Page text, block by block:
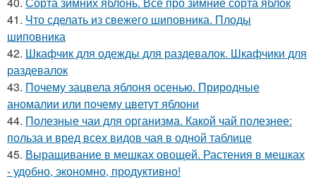
41. Что сделать из свежего шиповника. Плоды
шиповника
42. Шкафчик для одежды для раздевалок. Шкафчики для
раздевалок
43. Почему зацвела яблоня осенью. Природные
аномалии или почему цветут яблони
44. Полезные чаи для организма. Какой чай полезнее:
польза и вред всех видов чая в одной таблице
45. Выращивание в мешках овощей. Растения в мешках
- удобно, экономно, продуктивно!